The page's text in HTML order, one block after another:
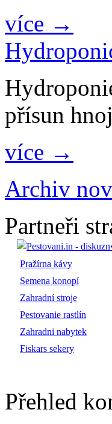
více →
přísun
více →
Archiv
Partneři
Pražírna kávy
Semena konopí
Zahradní stroje
Pestovanie rastlín
Zahradni nabytek
Fiskars sekery
Přehled